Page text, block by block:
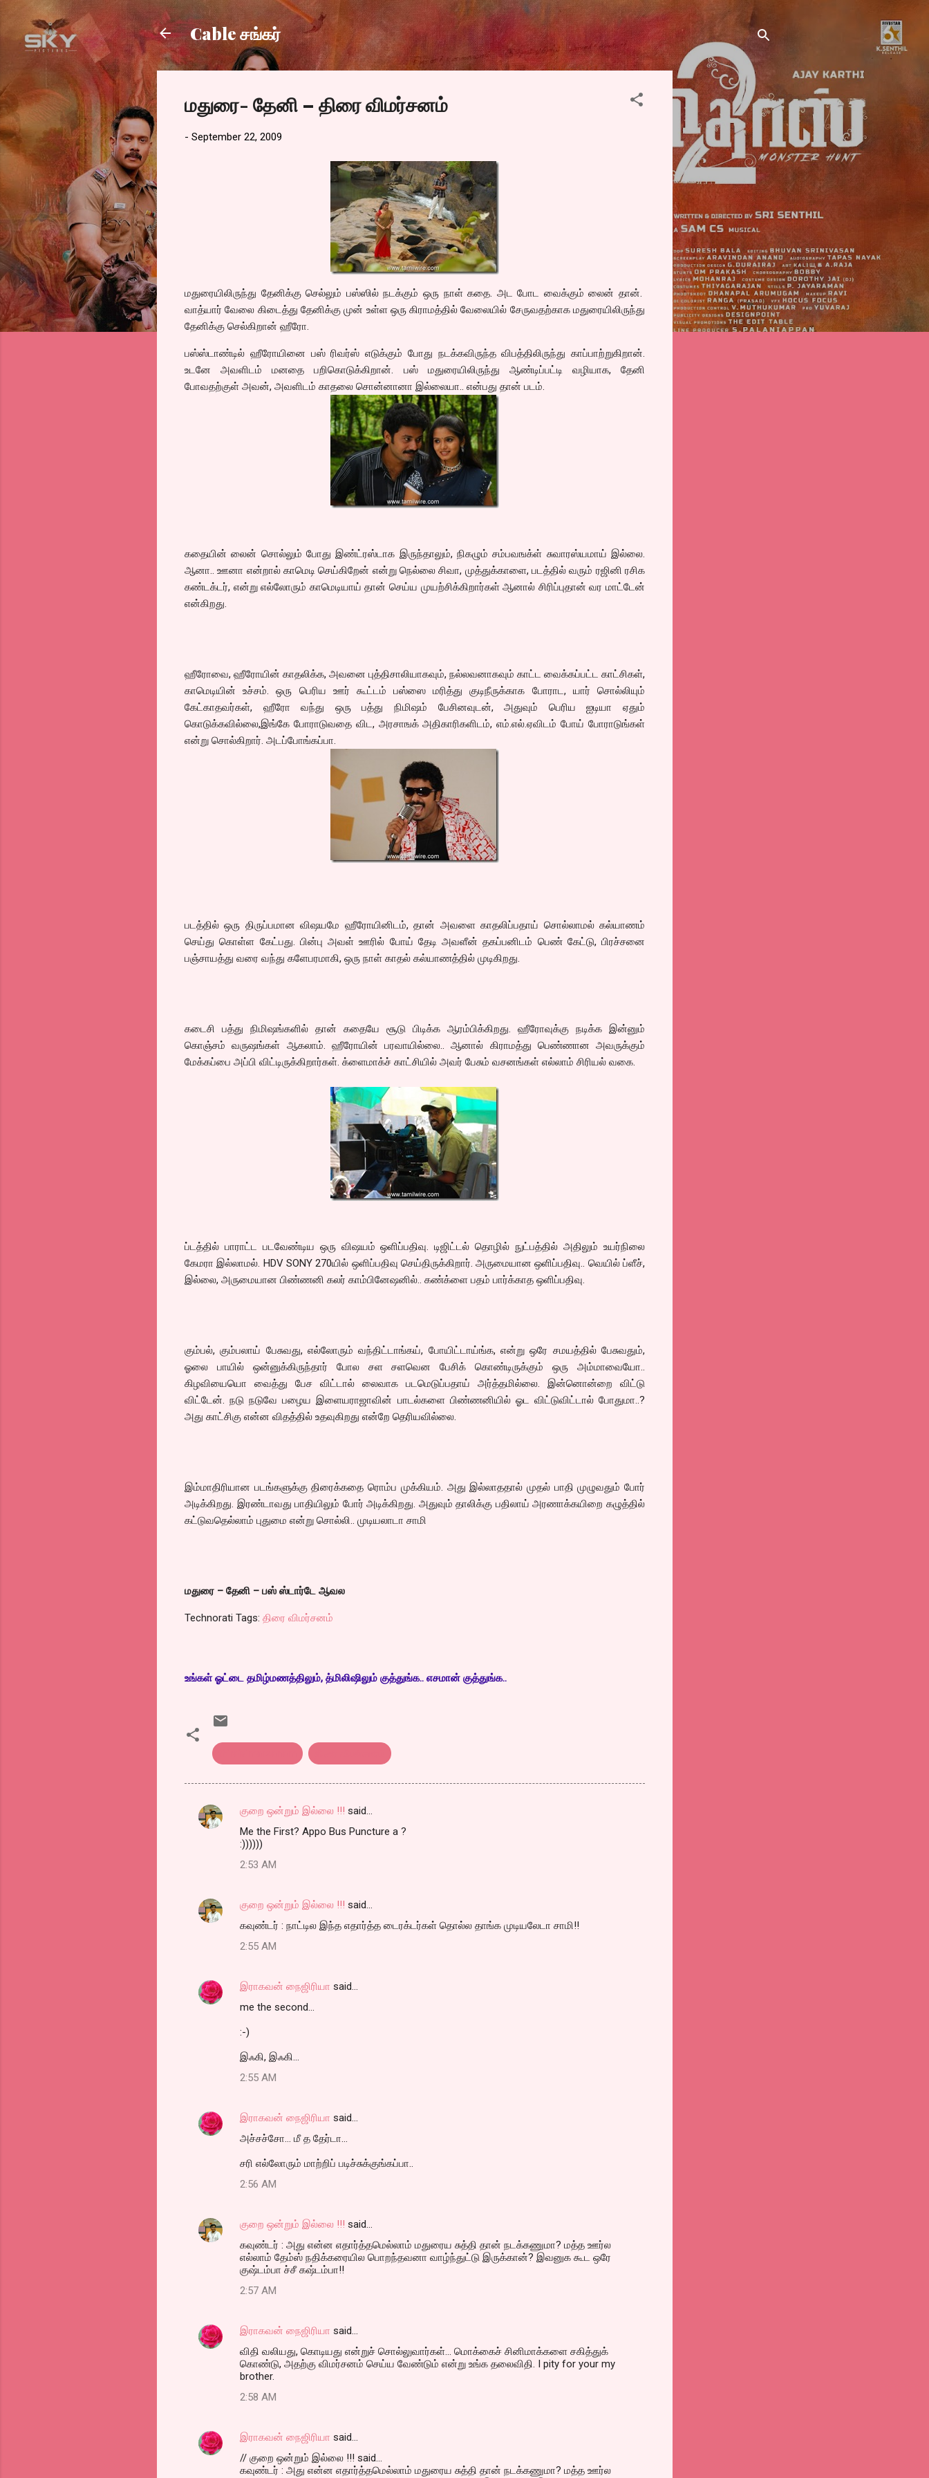
Skip to main content
Cable சங்கர்
மதுரை- தேனி – திரை விமர்சனம்
- September 22, 2009
மதுரையிலிருந்து தேனிக்கு செல்லும் பஸ்ஸில் நடக்கும் ஒரு நாள் கதை. அட போட வைக்கும் லைன் தான்.
வாத்யார் வேலை கிடைத்து தேனிக்கு முன் உள்ள ஒரு கிராமத்தில் வேலையில் சேருவதற்காக மதுரையிலிருந்து
தேனிக்கு செல்கிறான் ஹீரோ.
பஸ்ஸ்டாண்டில் ஹீரோயினை பஸ் ரிவர்ஸ் எடுக்கும் போது நடக்கவிருந்த விபத்திலிருந்து காப்பாற்றுகிறான்.
உடனே அவளிடம் மனதை பறிகொடுக்கிறான். பஸ் மதுரையிலிருந்து ஆண்டிப்பட்டி வழியாக, தேனி
போவதற்குள் அவன், அவளிடம் காதலை சொன்னானா இல்லையா.. என்பது தான் படம்.
கதையின் லைன் சொல்லும் போது இண்ட்ரஸ்டாக இருந்தாலும், நிகழும் சம்பவஙக்ள் சுவாரஸ்யமாய் இல்லை.
ஆனா.. ஊனா என்றால் காமெடி செய்கிறேன் என்று நெல்லை சிவா, முத்துக்காளை, படத்தில் வரும் ரஜினி ரசிக
கண்டக்டர், என்று எல்லோரும் காமெடியாய் தான் செய்ய முயற்சிக்கிறார்கள் ஆனால் சிரிப்புதான் வர மாட்டேன்
என்கிறது.
ஹீரோவை, ஹீரோயின் காதலிக்க, அவனை புத்திசாலியாகவும், நல்லவனாகவும் காட்ட வைக்கப்பட்ட காட்சிகள்,
காமெடியின் உச்சம். ஒரு பெரிய ஊர் கூட்டம் பஸ்ஸை மரித்து குடிநீருக்காக போராட, யார் சொல்லியும்
கேட்காதவர்கள், ஹீரோ வந்து ஒரு பத்து நிமிஷம் பேசினவுடன், அதுவும் பெரிய ஐடியா ஏதும்
கொடுக்கவில்லை,இங்கே போராடுவதை விட, அரசாஙக் அதிகாரிகளிடம், எம்.எல்.ஏவிடம் போய் போராடுங்கள்
என்று சொல்கிறார். அடப்போங்கப்பா.
படத்தில் ஒரு திருப்பமான விஷயமே ஹீரோயினிடம், தான் அவளை காதலிப்பதாய் சொல்லாமல் கல்யாணம்
செய்து கொள்ள கேட்பது. பின்பு அவள் ஊரில் போய் தேடி அவளீன் தகப்பனிடம் பெண் கேட்டு, பிரச்சனை
பஞ்சாயத்து வரை வந்து களேபரமாகி, ஒரு நாள் காதல் கல்யாணத்தில் முடிகிறது.
கடைசி பத்து நிமிஷங்களில் தான் கதையே சூடு பிடிக்க ஆரம்பிக்கிறது. ஹீரோவுக்கு நடிக்க இன்னும்
கொஞ்சம் வருஷங்கள் ஆகலாம். ஹீரோயின் பரவாயில்லை.. ஆனால் கிராமத்து பெண்ணான அவருக்கும்
மேக்கப்பை அப்பி விட்டிருக்கிறார்கள். க்ளைமாக்ச் காட்சியில் அவர் பேசும் வசனங்கள் எல்லாம் சிரியல் வகை.
ப்டத்தில் பாராட்ட படவேண்டிய ஒரு விஷயம் ஒளிப்பதிவு. டிஜிட்டல் தொழில் நுட்பத்தில் அதிலும் உயர்நிலை
கேமரா இல்லாமல். HDV SONY 270யில் ஒளிப்பதிவு செய்திருக்கிறார். அருமையான ஒளிப்பதிவு.. வெயில் ப்ளீச்,
இல்லை, அருமையான பிண்ணனி கலர் காம்பினேஷனில்.. கண்க்ளை பதம் பார்க்காத ஒளிப்பதிவு.
கும்பல், கும்பலாய் பேசுவது, எல்லோரும் வந்திட்டாங்கய், போயிட்டாய்ங்க, என்று ஒரே சமயத்தில் பேசுவதும்,
ஓலை பாயில் ஒன்னுக்கிருந்தார் போல சள சளவென பேசிக் கொண்டிருக்கும் ஒரு அம்மாவையோ..
கிழவியையொ வைத்து பேச விட்டால் லைவாக படமெடுப்பதாய் அர்த்தமில்லை. இன்னொன்றை விட்டு
விட்டேன். நடு நடுவே பழைய இளையராஜாவின் பாடல்களை பிண்ணனியில் ஓட விட்டுவிட்டால் போதுமா..?
அது காட்சிகு என்ன விதத்தில் உதவுகிறது என்றே தெரியவில்லை.
இம்மாதிரியான படங்களுக்கு திரைக்கதை ரொம்ப முக்கியம். அது இல்லாததால் முதல் பாதி முழுவதும் போர்
அடிக்கிறது. இரண்டாவது பாதியிலும் போர் அடிக்கிறது. அதுவும் தாலிக்கு பதிலாய் அரணாக்கயிறை கழுத்தில்
கட்டுவதெல்லாம் புதுமை என்று சொல்லி.. முடியலாடா சாமி
மதுரை – தேனி – பஸ் ஸ்டார்டே ஆவல
Technorati Tags: திரை விமர்சனம்
உங்கள் ஓட்டை தமிழ்மணத்திலும், த்மிலிஷிலும் குத்துங்க.. எசமான் குத்துங்க..
C
n
குறை ஒன்றும் இல்லை !!! said…
Me the First? Appo Bus Puncture a ?
:))))))
2:53 AM
குறை ஒன்றும் இல்லை !!! said…
கவுண்டர் : நாட்டில இந்த எதார்த்த டைரக்டர்கள் தொல்ல தாங்க முடியலேடா சாமி!!
2:55 AM
இராகவன் நைஜிரியா said…
me the second...
:-)
இஃகி, இஃகி...
2:55 AM
இராகவன் நைஜிரியா said…
அச்சச்சோ... மீ த தேர்டா...
சரி எல்லோரும் மாற்றிப் படிச்சுக்குங்கப்பா..
2:56 AM
குறை ஒன்றும் இல்லை !!! said…
கவுண்டர் : அது என்ன எதார்த்தமெல்லாம் மதுரைய சுத்தி தான் நடக்கணுமா? மத்த ஊர்ல
எல்லாம் தேம்ஸ் நதிக்கரையில பொறந்தவனா வாழ்ந்துட்டு இருக்கான்? இவனுக கூட ஒரே
குஷ்டம்பா ச்சீ கஷ்டம்பா!!
2:57 AM
இராகவன் நைஜிரியா said…
விதி வலியது, கொடியது என்றுச் சொல்லுவார்கள்... மொக்கைச் சினிமாக்களை சகித்துக்
கொண்டு, அதற்கு விமர்சனம் செய்ய வேண்டும் என்று உங்க தலைவிதி. I pity for your my
brother.
2:58 AM
இராகவன் நைஜிரியா said…
// குறை ஒன்றும் இல்லை !!! said...
கவுண்டர் : அது என்ன எதார்த்தமெல்லாம் மதுரைய சுத்தி தான் நடக்கணுமா? மத்த ஊர்ல